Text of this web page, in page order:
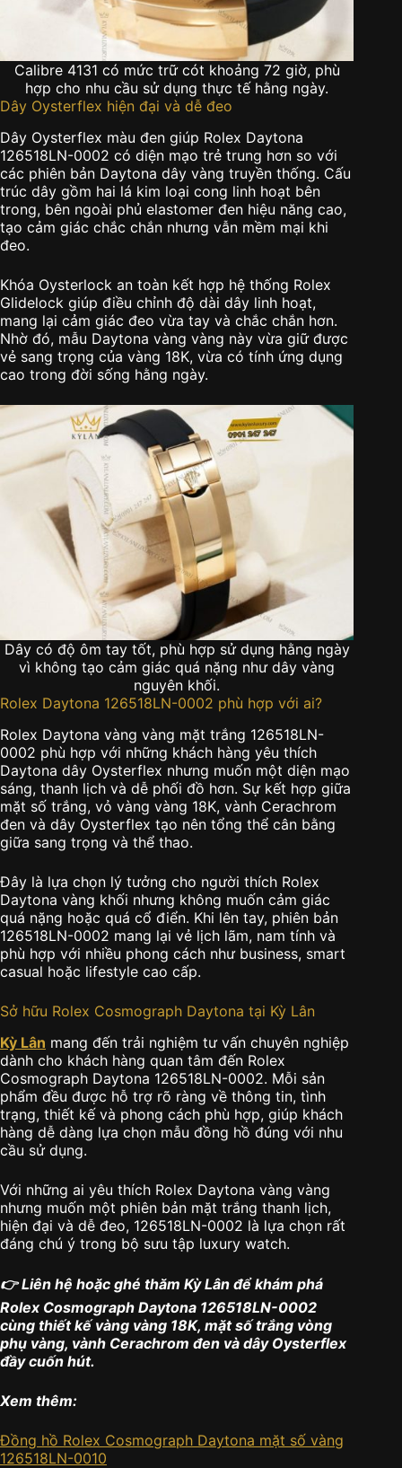
Calibre 4131 có mức trữ cót khoảng 72 giờ, phù
hợp cho nhu cầu sử dụng thực tế hằng ngày.
Dây Oysterflex hiện đại và dễ đeo
Dây Oysterflex màu đen giúp Rolex Daytona
126518LN-0002 có diện mạo trẻ trung hơn so với
các phiên bản Daytona dây vàng truyền thống. Cấu
trúc dây gồm hai lá kim loại cong linh hoạt bên
trong, bên ngoài phủ elastomer đen hiệu năng cao,
tạo cảm giác chắc chắn nhưng vẫn mềm mại khi
đeo.
Khóa Oysterlock an toàn kết hợp hệ thống Rolex
Glidelock giúp điều chỉnh độ dài dây linh hoạt,
mang lại cảm giác đeo vừa tay và chắc chắn hơn.
Nhờ đó, mẫu Daytona vàng vàng này vừa giữ được
vẻ sang trọng của vàng 18K, vừa có tính ứng dụng
cao trong đời sống hằng ngày.
Dây có độ ôm tay tốt, phù hợp sử dụng hằng ngày
vì không tạo cảm giác quá nặng như dây vàng
nguyên khối.
Rolex Daytona 126518LN-0002 phù hợp với ai?
Rolex Daytona vàng vàng mặt trắng 126518LN-
0002 phù hợp với những khách hàng yêu thích
Daytona dây Oysterflex nhưng muốn một diện mạo
sáng, thanh lịch và dễ phối đồ hơn. Sự kết hợp giữa
mặt số trắng, vỏ vàng vàng 18K, vành Cerachrom
đen và dây Oysterflex tạo nên tổng thể cân bằng
giữa sang trọng và thể thao.
Đây là lựa chọn lý tưởng cho người thích Rolex
Daytona vàng khối nhưng không muốn cảm giác
quá nặng hoặc quá cổ điển. Khi lên tay, phiên bản
126518LN-0002 mang lại vẻ lịch lãm, nam tính và
phù hợp với nhiều phong cách như business, smart
casual hoặc lifestyle cao cấp.
Sở hữu Rolex Cosmograph Daytona tại Kỳ Lân
Kỳ Lân mang đến trải nghiệm tư vấn chuyên nghiệp
dành cho khách hàng quan tâm đến Rolex
Cosmograph Daytona 126518LN-0002. Mỗi sản
phẩm đều được hỗ trợ rõ ràng về thông tin, tình
trạng, thiết kế và phong cách phù hợp, giúp khách
hàng dễ dàng lựa chọn mẫu đồng hồ đúng với nhu
cầu sử dụng.
Với những ai yêu thích Rolex Daytona vàng vàng
nhưng muốn một phiên bản mặt trắng thanh lịch,
hiện đại và dễ đeo, 126518LN-0002 là lựa chọn rất
đáng chú ý trong bộ sưu tập luxury watch.
👉 Liên hệ hoặc ghé thăm Kỳ Lân để khám phá
Rolex Cosmograph Daytona 126518LN-0002
cùng thiết kế vàng vàng 18K, mặt số trắng vòng
phụ vàng, vành Cerachrom đen và dây Oysterflex
đầy cuốn hút.
Xem thêm:
Đồng hồ Rolex Cosmograph Daytona mặt số vàng
126518LN-0010